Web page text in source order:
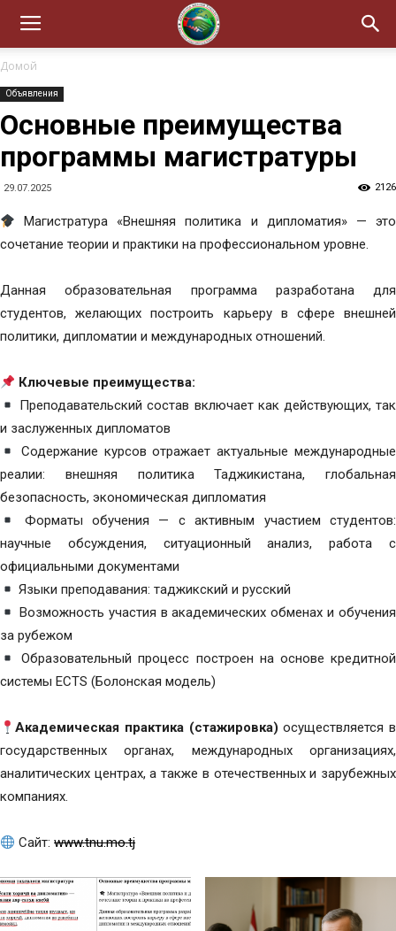
Домой
Объявления
Основные преимущества
программы магистратуры
29.07.2025 2126
Магистратура «Внешняя политика и дипломатия» — это
сочетание теории и практики на профессиональном уровне.
Данная образовательная программа разработана для
студентов, желающих построить карьеру в сфере внешней
политики, дипломатии и международных отношений.
Ключевые преимущества:
Преподавательский состав включает как действующих, так
и заслуженных дипломатов
Содержание курсов отражает актуальные международные
реалии: внешняя политика Таджикистана, глобальная
безопасность, экономическая дипломатия
Форматы обучения — с активным участием студентов:
научные обсуждения, ситуационный анализ, работа с
официальными документами
Языки преподавания: таджикский и русский
Возможность участия в академических обменах и обучения
за рубежом
Образовательный процесс построен на основе кредитной
системы ECTS (Болонская модель)
Академическая практика (стажировка) осуществляется в
государственных органах, международных организациях,
аналитических центрах, а также в отечественных и зарубежных
компаниях.
Сайт:www.tnu.mo.tj